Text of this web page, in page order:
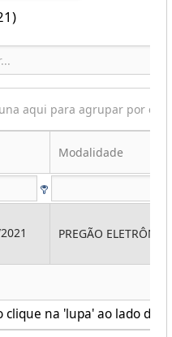
aqui para agrupar por
na 'lupa' ao lado de
Modalidade
PREGÃO